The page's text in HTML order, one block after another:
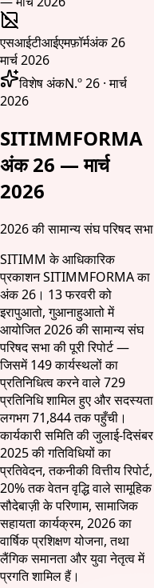
एसआईटीआईएमफ़ॉर्मअंक 26
मार्च 2026
विशेष अंकN.º 26 · मार्च
2026
SITIMMFORMA
अंक 26 — मार्च
2026
2026 की सामान्य संघ परिषद सभा
SITIMM के आधिकारिक
प्रकाशन SITIMMFORMA का
अंक 26। 13 फरवरी को
इरापुआतो, गुआनाहुआतो में
आयोजित 2026 की सामान्य संघ
परिषद सभा की पूरी रिपोर्ट —
जिसमें 149 कार्यस्थलों का
प्रतिनिधित्व करने वाले 729
प्रतिनिधि शामिल हुए और सदस्यता
लगभग 71,844 तक पहुँची।
कार्यकारी समिति की जुलाई-दिसंबर
2025 की गतिविधियों का
प्रतिवेदन, तकनीकी वित्तीय रिपोर्ट,
20% तक वेतन वृद्धि वाले सामूहिक
सौदेबाज़ी के परिणाम, सामाजिक
सहायता कार्यक्रम, 2026 का
वार्षिक प्रशिक्षण योजना, तथा
लैंगिक समानता और युवा नेतृत्व में
प्रगति शामिल हैं।